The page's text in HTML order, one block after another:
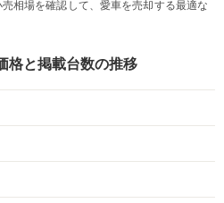
相場を確認して、愛車を売却する最適な
格と掲載台数の推移